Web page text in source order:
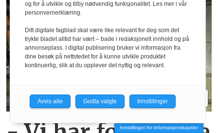
Innstillinger for informasjonskapsler
og for å utvikle og tilby nødvendig funksjonalitet. Les mer i vår
personvernerklæring.
Ditt digitale fagblad skal være like relevant for deg som det
trykte bladet alltid har vært – bade i redaksjonelt innhold og på
annonseplass. I digital publisering bruker vi informasjon fra
dine besøk på nettstedet for å kunne utvikle produktet
kontinuerlig, slik at du opplever det nyttig og relevant.
Avvis alle Godta valgte Innstillinger